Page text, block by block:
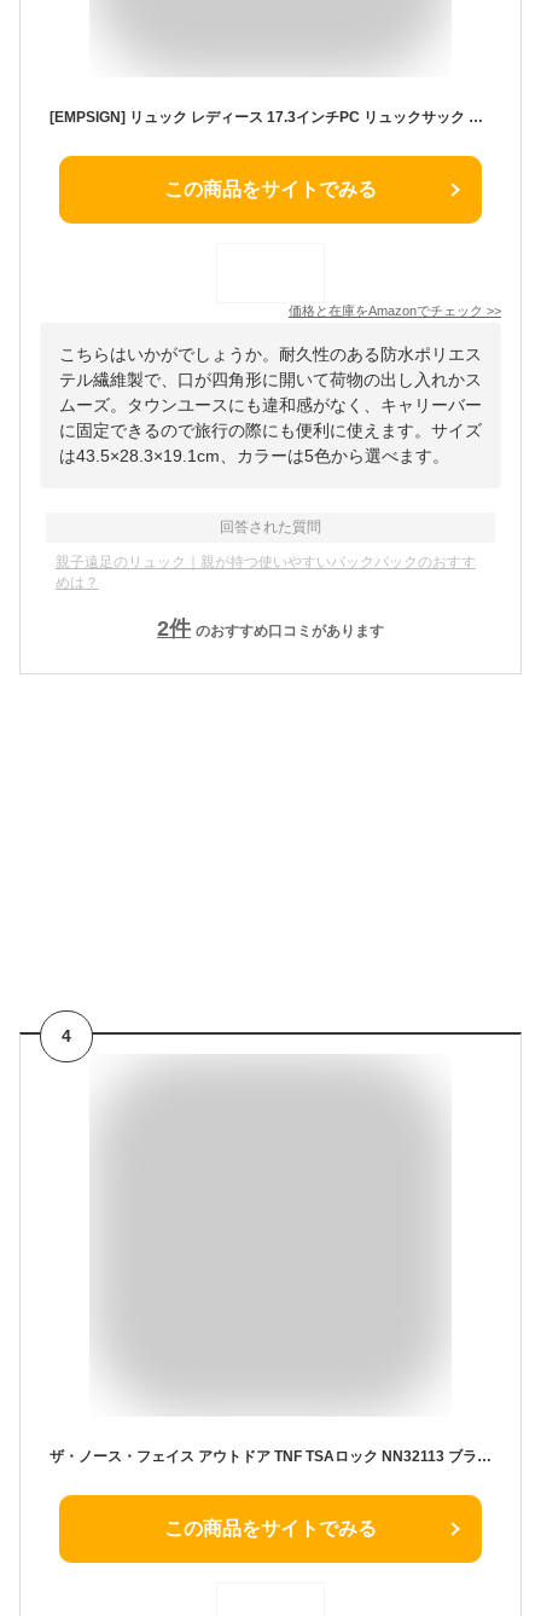
[EMPSIGN] リュック レディース 17.3インチPC リュックサック タブレット収納 ビジネスリュック おしゃれ 大容量 2way A4 ママバッグ 女性 ギフト 防水/通学/通勤/旅行 白-オリーブドラブ ツートンカラー
この商品をサイトでみる
価格と在庫をAmazonでチェック >>
こちらはいかがでしょうか。耐久性のある防水ポリエス
テル繊維製で、口が四角形に開いて荷物の出し入れかス
ムーズ。タウンユースにも違和感がなく、キャリーバー
に固定できるので旅行の際にも便利に使えます。サイズ
は43.5×28.3×19.1cm、カラーは5色から選べます。
回答された質問
親子遠足のリュック｜親が持つ使いやすいバックパックのおすす
めは？
2件 のおすすめ口コミがあります
4
ザ・ノース・フェイス アウトドア TNF TSAロック NN32113 ブラック メール便送料無料
この商品をサイトでみる